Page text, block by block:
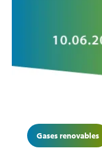
Gases renovables